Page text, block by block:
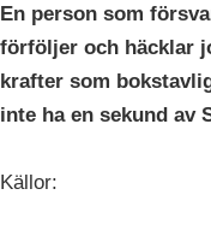
En person som
förföljer och häcklar
krafter som
inte ha en sekund av
Källor: